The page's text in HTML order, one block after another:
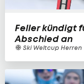
Feller kündigt
Abschied an
Ski Weltcup Herren